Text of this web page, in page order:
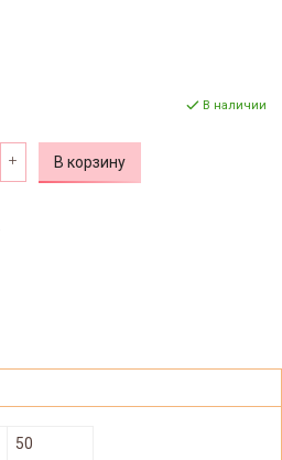
В наличии
В корзину
50